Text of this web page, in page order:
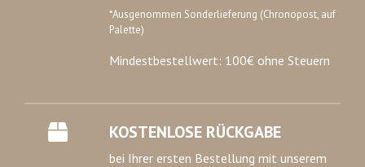
*Ausgenommen Sonderlieferung (Chronopost, auf
Palette)
Mindestbestellwert: 100€ ohne Steuern
KOSTENLOSE RÜCKGABE
bei Ihrer ersten Bestellung mit unserem